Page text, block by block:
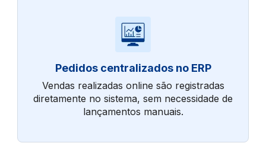
Pedidos centralizados no ERP
Vendas realizadas online são registradas
diretamente no sistema, sem necessidade de
lançamentos manuais.